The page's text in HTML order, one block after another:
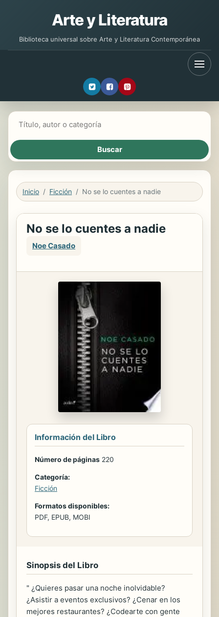
Arte y Literatura
Biblioteca universal sobre Arte y Literatura Contemporánea
Inicio Ficción No se lo cuentes a nadie
No se lo cuentes a nadie
Noe Casado
Información del Libro
Número de páginas 220
Categoría:
Ficción
Formatos disponibles:
PDF, EPUB, MOBI
Sinopsis del Libro
" ¿Quieres pasar una noche inolvidable?
¿Asistir a eventos exclusivos? ¿Cenar en los
mejores restaurantes? ¿Codearte con gente